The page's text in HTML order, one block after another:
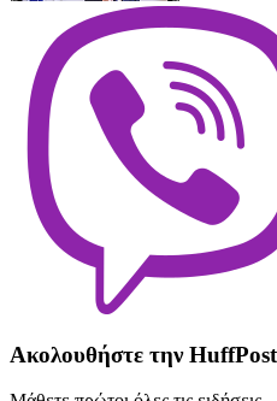
Ακολουθήστε την